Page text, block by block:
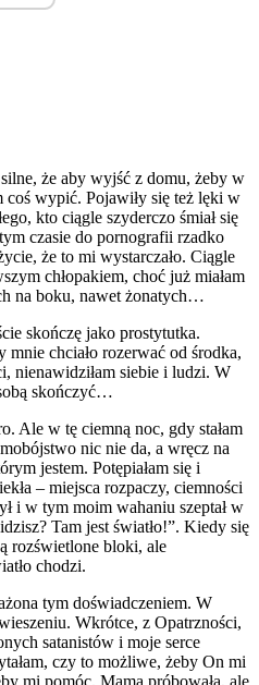
że aby wyjść z domu, żeby w
coś wypić. Pojawiły się też lęki w
kto ciągle szyderczo śmiał się
czasie do pornografii rzadko
że to mi wystarczało. Ciągle
chłopakiem, choć już miałam
na boku, nawet żonatych…
skończę jako prostytutka.
chciało rozerwać od środka,
nienawidziłam siebie i ludzi. W
skończyć…
Ale w tę ciemną noc, gdy stałam
nic nie da, a wręcz na
jestem. Potępiałam się i
– miejsca rozpaczy, ciemności
i w tym moim wahaniu szeptał w
Tam jest światło!”. Kiedy się
rozświetlone bloki, ale
chodzi.
tym doświadczeniem. W
Wkrótce, z Opatrzności,
satanistów i moje serce
czy to możliwe, żeby On mi